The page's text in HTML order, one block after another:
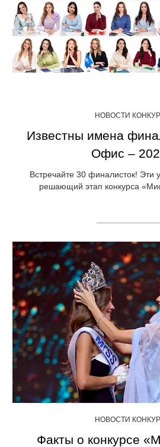
НОВОСТИ
Известны имена
Офис –
Встречайте 30 финалисток! Эти
решающий этап конкурса
НОВОСТИ
Факты о конкурсе